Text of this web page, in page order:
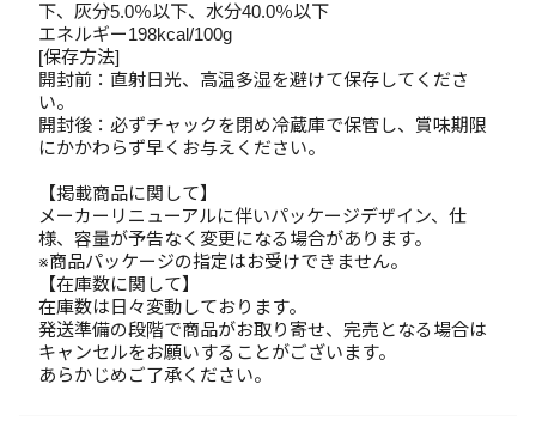
下、灰分5.0％以下、水分40.0％以下
エネルギー198kcal/100g
[保存方法]
開封前：直射日光、高温多湿を避けて保存してくださ
い。
開封後：必ずチャックを閉め冷蔵庫で保管し、賞味期限
にかかわらず早くお与えください。
【掲載商品に関して】
メーカーリニューアルに伴いパッケージデザイン、仕
様、容量が予告なく変更になる場合があります。
※商品パッケージの指定はお受けできません。
【在庫数に関して】
在庫数は日々変動しております。
発送準備の段階で商品がお取り寄せ、完売となる場合は
キャンセルをお願いすることがございます。
あらかじめご了承ください。